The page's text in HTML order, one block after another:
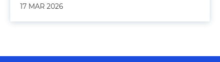
17 MAR 2026